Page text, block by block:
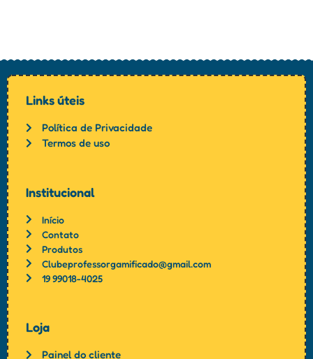
Links úteis
Política de Privacidade
Termos de uso
Institucional
Início
Contato
Produtos
Clubeprofessorgamificado@gmail.com
19 99018-4025
Loja
Painel do cliente